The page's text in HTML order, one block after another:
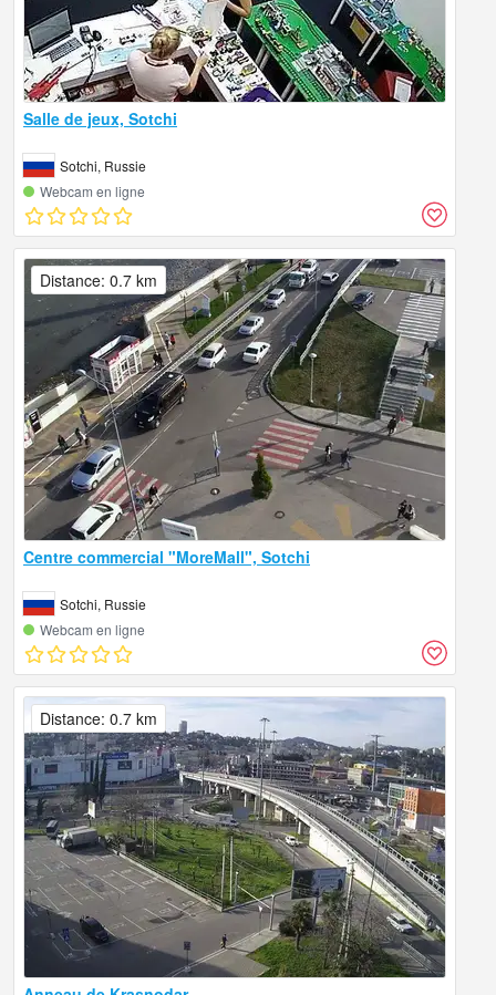
Salle de jeux, Sotchi
Sotchi, Russie
Webcam en ligne
Centre commercial "MoreMall", Sotchi
Sotchi, Russie
Webcam en ligne
Distance: 0.7 km
Distance: 0.7 km